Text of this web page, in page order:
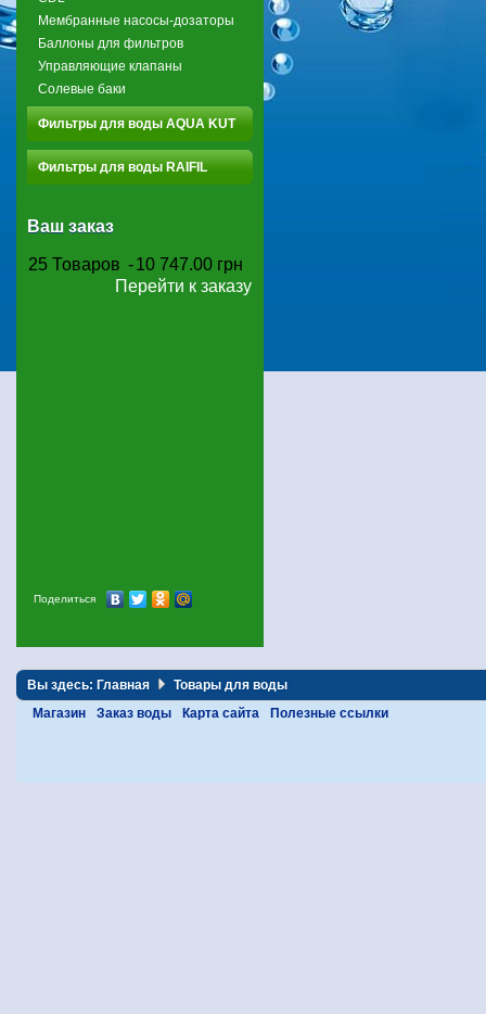
Мембранные насосы-дозаторы
Баллоны для фильтров
Управляющие клапаны
Солевые баки
Фильтры для воды AQUA KUT
Фильтры для воды RAIFIL
Ваш заказ
25 Товаров -10 747.00 грн
Перейти к заказу
Поделиться
Вы здесь: Главная
Товары для воды
Магазин
Заказ воды Карта сайта Полезные ссылки